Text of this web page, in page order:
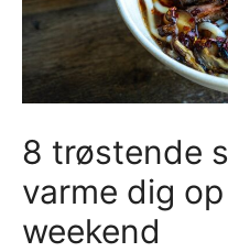
8 trøstende
varme dig
weekend